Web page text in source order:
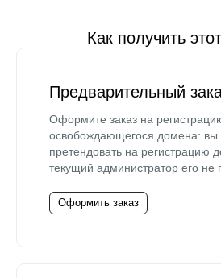
Как получить
Предварительный
Оформите заказ на
освобождающегося домена: вы
претендовать на регистрацию
текущий администратор его не
Оформить заказ